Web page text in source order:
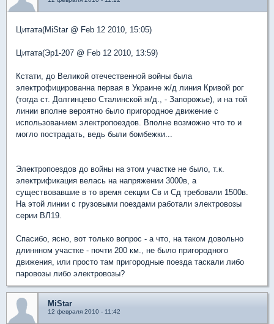
Цитата(MiStar @ Feb 12 2010, 15:05)
Цитата(Эр1-207 @ Feb 12 2010, 13:59)
Кстати, до Великой отечественной войны была
электрофицированна первая в Украине ж/д линия Кривой рог
(тогда ст. Долгинцево Сталинской ж/д., - Запорожье), и на той
линии вполне вероятно было пригородное движение с
использованием электропоездов. Вполне возможно что то и
могло пострадать, ведь были бомбежки...
Электропоездов до войны на этом участке не было, т.к.
электрификация велась на напряжении 3000в, а
существовавшие в то время секции Св и Сд требовали 1500в.
На этой линии с грузовыми поездами работали электровозы
серии ВЛ19.
Спасибо, ясно, вот только вопрос - а что, на таком довольно
длиннном участке - почти 200 км., не было пригородного
движения, или просто там пригородные поезда таскали либо
паровозы либо электровозы?
MiStar
12 февраля 2010 - 11:42